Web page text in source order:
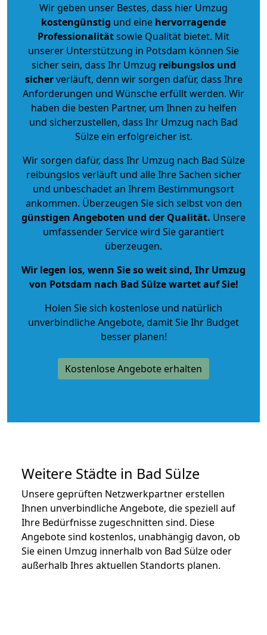
Wir geben unser Bestes, dass hier Umzug
kostengünstig und eine hervorragende
Professionalitätsowie Qualität bietet. Mit
unserer Unterstützung in Potsdam können Sie
sicher sein, dass Ihr Umzug reibungslos und
sicherverläuft, denn wir sorgen dafür, dass Ihre
Anforderungen und Wünsche erfüllt werden. Wir
haben die besten Partner, um Ihnen zu helfen
und sicherzustellen, dass Ihr Umzug nach Bad
Sülze ein erfolgreicher ist.
Wir sorgen dafür, dass Ihr Umzug nach Bad Sülze
reibungslos verläuft und alle Ihre Sachen sicher
und unbeschadet an Ihrem Bestimmungsort
ankommen. Überzeugen Sie sich selbst von den
günstigen Angeboten und der Qualität. Unsere
umfassender Service wird Sie garantiert
überzeugen.
Wir legen los, wenn Sie so weit sind, Ihr Umzug
von Potsdam nach Bad Sülze wartet auf Sie!
Holen Sie sich kostenlose und natürlich
unverbindliche Angebote, damit Sie Ihr Budget
besser planen!
Kostenlose Angebote erhalten
Weitere Städte in Bad Sülze
Unsere geprüften Netzwerkpartner erstellen
Ihnen unverbindliche Angebote, die speziell auf
Ihre Bedürfnisse zugeschnitten sind. Diese
Angebote sind kostenlos, unabhängig davon, ob
Sie einen Umzug innerhalb von Bad Sülze oder
außerhalb Ihres aktuellen Standorts planen.